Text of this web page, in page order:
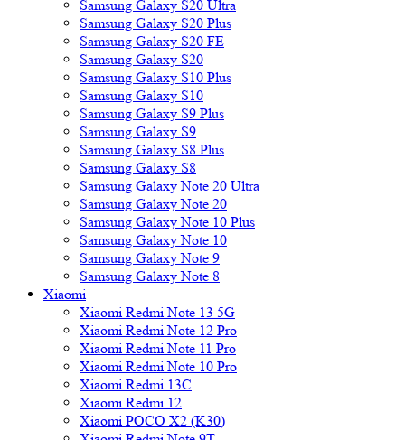
Samsung Galaxy S20 Ultra
Samsung Galaxy S20 Plus
Samsung Galaxy S20 FE
Samsung Galaxy S20
Samsung Galaxy S10 Plus
Samsung Galaxy S10
Samsung Galaxy S9 Plus
Samsung Galaxy S9
Samsung Galaxy S8 Plus
Samsung Galaxy S8
Samsung Galaxy Note 20 Ultra
Samsung Galaxy Note 20
Samsung Galaxy Note 10 Plus
Samsung Galaxy Note 10
Samsung Galaxy Note 9
Samsung Galaxy Note 8
Xiaomi
Xiaomi Redmi Note 13 5G
Xiaomi Redmi Note 12 Pro
Xiaomi Redmi Note 11 Pro
Xiaomi Redmi Note 10 Pro
Xiaomi Redmi 13C
Xiaomi Redmi 12
Xiaomi POCO X2 (K30)